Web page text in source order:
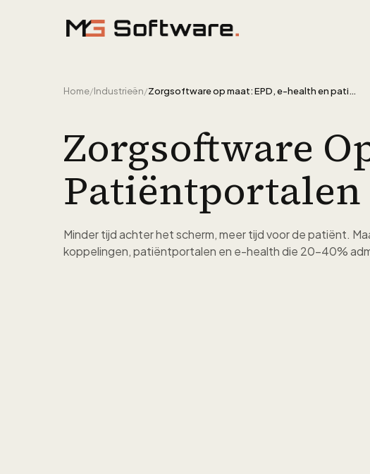
Home/Industrieën/ Zorgsoftware op maat: EPD, e-health en patiëntportalen
Zorgsoftware
Patiëntportalen
Minder tijd achter het scherm, meer tijd voor de patiënt.
koppelingen, patiëntportalen en e-health die 20-40%